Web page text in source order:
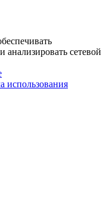
анализировать сетевой
использования